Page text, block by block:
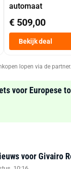
automaat
€ 509,00
Bekijk deal
lopen via de partner.
voor Europese
voor Givairo